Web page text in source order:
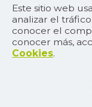
Este sitio web
analizar el
conocer el
conocer más,
Cookies.